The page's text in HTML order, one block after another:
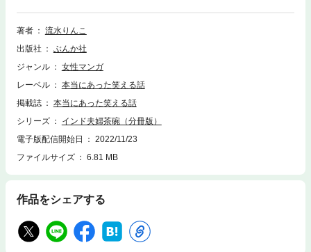
著者
流水りんこ
出版社
ぶんか社
ジャンル
女性マンガ
レーベル
本当にあった笑える話
掲載誌
本当にあった笑える話
シリーズ
インド夫婦茶碗（分冊版）
電子版配信開始日
2022/11/23
ファイルサイズ
6.81 MB
作品をシェアする